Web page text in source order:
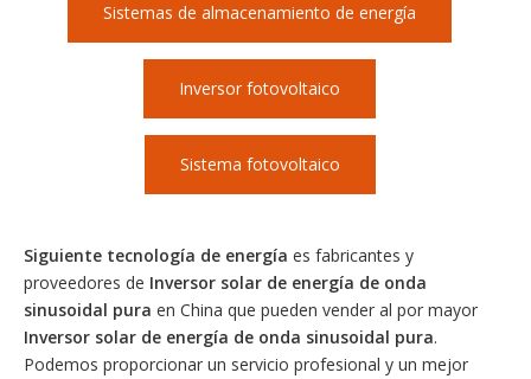
Sistemas de almacenamiento de energía
Inversor fotovoltaico
Sistema fotovoltaico
Siguiente tecnología de energía es fabricantes y
proveedores de Inversor solar de energía de onda
sinusoidal pura en China que pueden vender al por mayor
Inversor solar de energía de onda sinusoidal pura.
Podemos proporcionar un servicio profesional y un mejor